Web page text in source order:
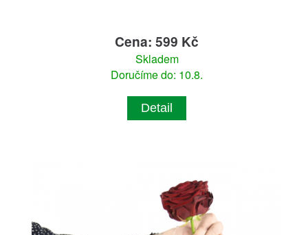
Cena: 599 Kč
Skladem
Doručíme do: 10.8.
Detail